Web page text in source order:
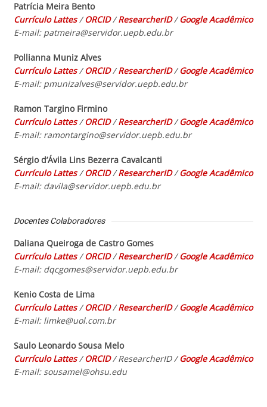
Patrícia Meira Bento
Currículo Lattes/ORCID/ResearcherID/Google Acadêmico
E-mail: patmeira@servidor.uepb.edu.br
Pollianna Muniz Alves
Currículo Lattes/ORCID/ResearcherID/Google Acadêmico
E-mail: pmunizalves@servidor.uepb.edu.br
Ramon Targino Firmino
Currículo Lattes/ORCID/ResearcherID/Google Acadêmico
E-mail: ramontargino@servidor.uepb.edu.br
Sérgio d’Ávila Lins Bezerra Cavalcanti
Currículo Lattes/ORCID/ResearcherID/Google Acadêmico
E-mail: davila@servidor.uepb.edu.br
Docentes Colaboradores
Daliana Queiroga de Castro Gomes
Currículo Lattes/ORCID/ResearcherID/Google Acadêmico
E-mail: dqcgomes@servidor.uepb.edu.br
Kenio Costa de Lima
Currículo Lattes/ORCID/ResearcherID/Google Acadêmico
E-mail: limke@uol.com.br
Saulo Leonardo Sousa Melo
Currículo Lattes/ORCID/ResearcherID /Google Acadêmico
E-mail: sousamel@ohsu.edu